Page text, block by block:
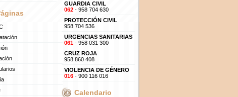
GUARDIA CIVIL
062- 958 704 630
PROTECCIÓN CIVIL
958 704 536
URGENCIAS SANITARIAS
061- 958 031 300
CRUZ ROJA
958 860 408
VIOLENCIA DE GÉNERO
016- 900 116 016
Calendario